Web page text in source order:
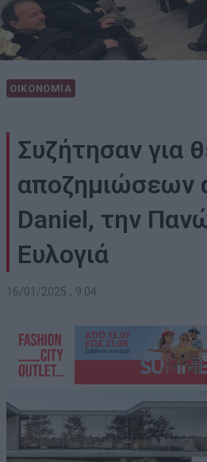
ΟΙΚΟΝΟΜΙΑ
Συζήτησαν για
αποζημιώσεων
Daniel, την
Ευλογιά
16/01/2025 , 9:04